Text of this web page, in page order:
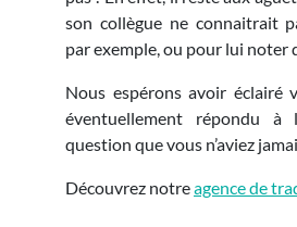
son collègue ne connaitrait
par exemple, ou pour lui noter
Nous espérons avoir éclairé
éventuellement répondu à
question que vous n’aviez
Découvrez notreagence de